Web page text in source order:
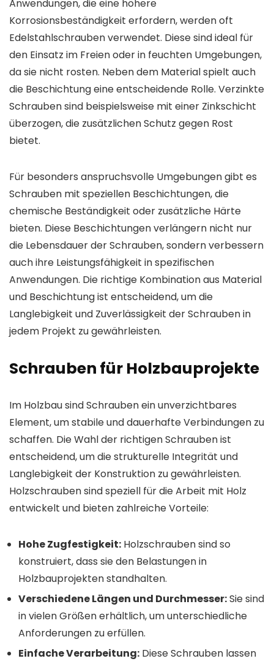
Anwendungen, die eine höhere
Korrosionsbeständigkeit erfordern, werden oft
Edelstahlschrauben verwendet. Diese sind ideal für
den Einsatz im Freien oder in feuchten Umgebungen,
da sie nicht rosten. Neben dem Material spielt auch
die Beschichtung eine entscheidende Rolle. Verzinkte
Schrauben sind beispielsweise mit einer Zinkschicht
überzogen, die zusätzlichen Schutz gegen Rost
bietet.
Für besonders anspruchsvolle Umgebungen gibt es
Schrauben mit speziellen Beschichtungen, die
chemische Beständigkeit oder zusätzliche Härte
bieten. Diese Beschichtungen verlängern nicht nur
die Lebensdauer der Schrauben, sondern verbessern
auch ihre Leistungsfähigkeit in spezifischen
Anwendungen. Die richtige Kombination aus Material
und Beschichtung ist entscheidend, um die
Langlebigkeit und Zuverlässigkeit der Schrauben in
jedem Projekt zu gewährleisten.
Schrauben für Holzbauprojekte
Im Holzbau sind Schrauben ein unverzichtbares
Element, um stabile und dauerhafte Verbindungen zu
schaffen. Die Wahl der richtigen Schrauben ist
entscheidend, um die strukturelle Integrität und
Langlebigkeit der Konstruktion zu gewährleisten.
Holzschrauben sind speziell für die Arbeit mit Holz
entwickelt und bieten zahlreiche Vorteile:
Hohe Zugfestigkeit: Holzschrauben sind so
konstruiert, dass sie den Belastungen in
Holzbauprojekten standhalten.
Verschiedene Längen und Durchmesser:Sie sind
in vielen Größen erhältlich, um unterschiedliche
Anforderungen zu erfüllen.
Einfache Verarbeitung: Diese Schrauben lassen